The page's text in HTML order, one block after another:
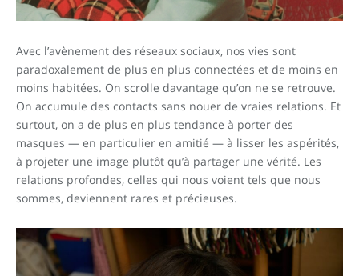
Avec l’avènement des réseaux sociaux, nos vies sont
paradoxalement de plus en plus connectées et de moins en
moins habitées. On scrolle davantage qu’on ne se retrouve.
On accumule des contacts sans nouer de vraies relations. Et
surtout, on a de plus en plus tendance à porter des
masques — en particulier en amitié — à lisser les aspérités,
à projeter une image plutôt qu’à partager une vérité. Les
relations profondes, celles qui nous voient tels que nous
sommes, deviennent rares et précieuses.